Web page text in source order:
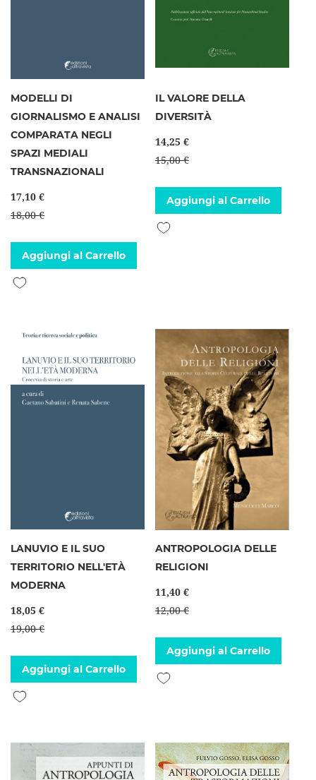
MODELLI DI
GIORNALISMO E ANALISI
COMPARATA NEGLI
SPAZI MEDIALI
TRANSNAZIONALI
17,10 €
18,00 €
Aggiungi al Carrello
Aggiungi alla lista desideri
IL VALORE DELLA
DIVERSITÀ
14,25 €
15,00 €
Aggiungi al Carrello
Aggiungi alla lista desideri
LANUVIO E IL SUO
TERRITORIO NELL'ETÀ
MODERNA
18,05 €
19,00 €
Aggiungi al Carrello
Aggiungi alla lista desideri
ANTROPOLOGIA DELLE
RELIGIONI
11,40 €
12,00 €
Aggiungi al Carrello
Aggiungi alla lista desideri